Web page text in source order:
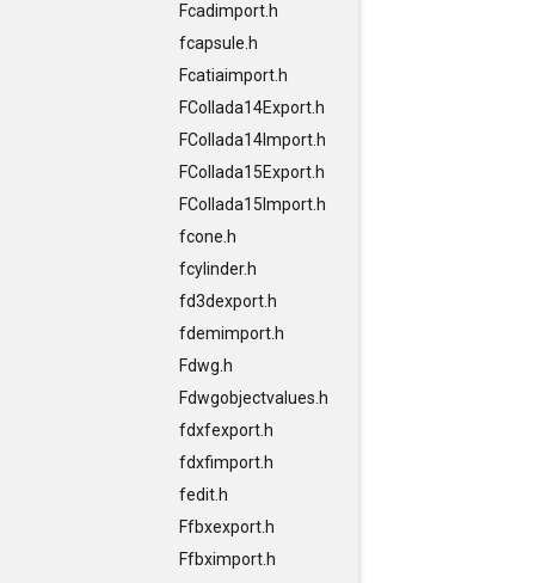
Fcadimport.h
fcapsule.h
Fcatiaimport.h
FCollada14Export.h
FCollada14Import.h
FCollada15Export.h
FCollada15Import.h
fcone.h
fcylinder.h
fd3dexport.h
fdemimport.h
Fdwg.h
Fdwgobjectvalues.h
fdxfexport.h
fdxfimport.h
fedit.h
Ffbxexport.h
Ffbximport.h